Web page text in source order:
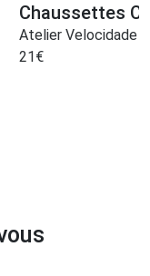
Chaussettes
Atelier Velocidade
21€